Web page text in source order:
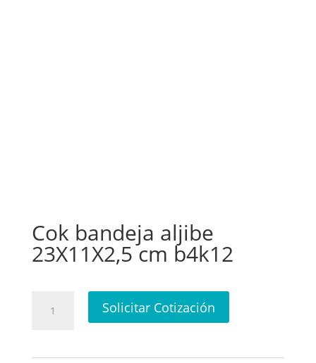
Cok bandeja aljibe
23X11X2,5 cm b4k12
bandeja
Solicitar Cotización